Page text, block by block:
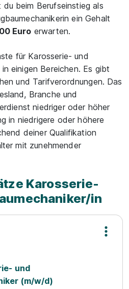
beim Berufseinstieg als
ein Gehalt
Euro erwarten.
für Karosserie- und
einigen Bereichen. Es gibt
und Tarifverordnungen. Das
Branche und
niedriger oder höher
in niedrigere oder höhere
deiner Qualifikation
mit zunehmender
Karosserie-
in
und
(m/w/d)